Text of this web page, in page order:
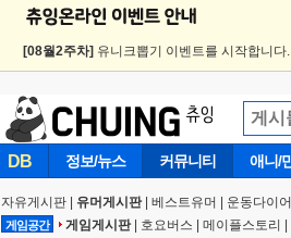
[08월2주차] 유니크뽑기 이벤트를 시작합니
DB 정보/뉴스 커뮤니티 애니/
자유게시판 유머게시판| 베스트유머 운동다이
게임공간 게임게시판| 호요버스 메이플스토리